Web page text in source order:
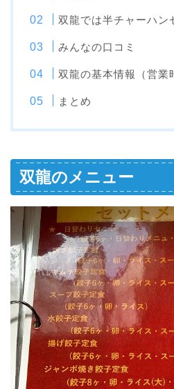
双龍では半チャーハン
みんなの口コミ
双龍の基本情報（営業
まとめ
双龍のメニュー